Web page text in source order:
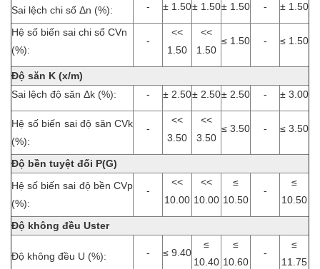
Sai lệch chi số Δn (%): - ± 1.50± 1.50± 1.50 - ± 1.50
Hệ số biến sai chi số CVn
(%):
-
<<
1.50
<<
1.50
≤ 1.50 - ≤ 1.50
Độ săn K (x/m)
Sai lệch độ săn Δk (%):
- ± 2.50± 2.50± 2.50 - ± 3.00
Hệ số biến sai độ săn CVk
(%):
-
<<
3.50
<<
3.50
≤ 3.50 - ≤ 3.50
Độ bền tuyệt đối P(G)
Hệ số biến sai độ bền CVp
(%):
-
<<
10.00
<<
10.00
≤
10.50
-
≤
10.50
Độ không đều Uster
Độ không đều U (%): - ≤ 9.40
≤
10.40
≤
10.60
-
≤
11.75